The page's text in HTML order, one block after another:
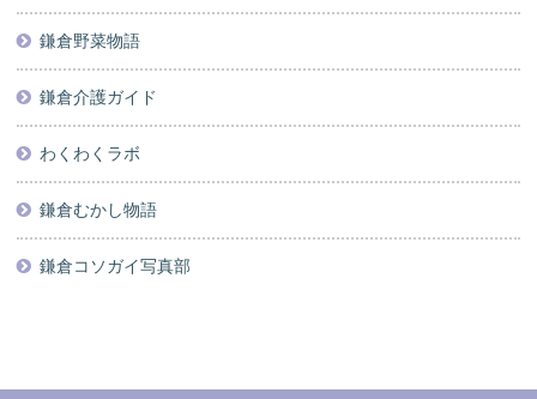
鎌倉野菜物語
鎌倉介護ガイド
わくわくラボ
鎌倉むかし物語
鎌倉コソガイ写真部